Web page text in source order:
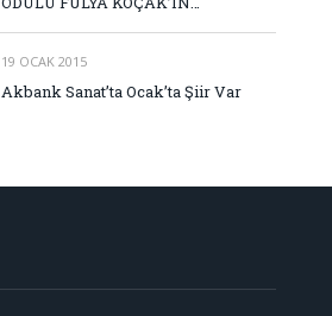
19 OCAK 2015
Akbank Sanat’ta Ocak’ta Şiir Var